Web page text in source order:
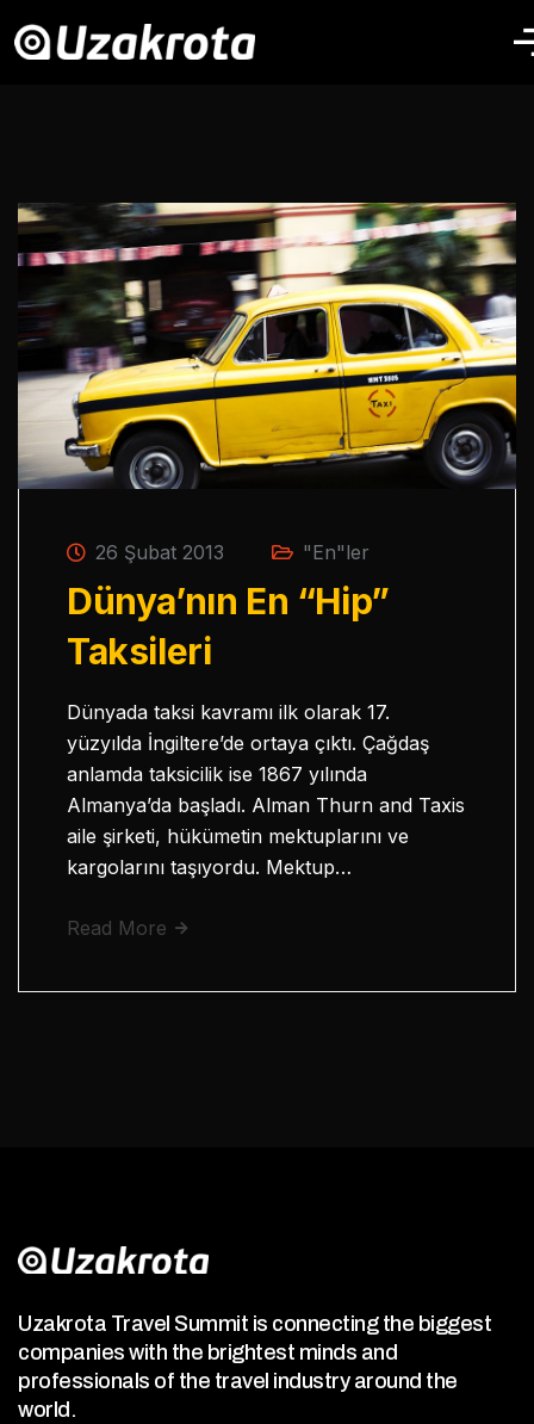
26 Şubat 2013 "En"ler
Dünya’nın En “Hip”
Taksileri
Dünyada taksi kavramı ilk olarak 17.
yüzyılda İngiltere’de ortaya çıktı. Çağdaş
anlamda taksicilik ise 1867 yılında
Almanya’da başladı. Alman Thurn and Taxis
aile şirketi, hükümetin mektuplarını ve
kargolarını taşıyordu. Mektup…
Read More
Uzakrota Travel Summit is connecting the biggest
companies with the brightest minds and
professionals of the travel industry around the
world.